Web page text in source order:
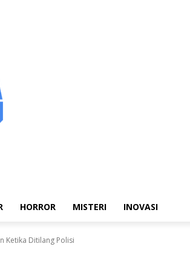
HORROR MISTERI INOVASI
Ketika Ditilang Polisi